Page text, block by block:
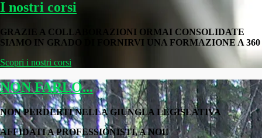
I nostri corsi
GRAZIE A COLLABORAZIONI ORMAI CONSOLIDATE
SIAMO IN GRADO DI FORNIRVI UNA FORMAZIONE A 360
Scopri i nostri corsi
NON FARLO...
NON PERDERTI NELLA GIUNGLA LEGISLATIVA
AFFIDATI A PROFESSIONISTI, A NOI!